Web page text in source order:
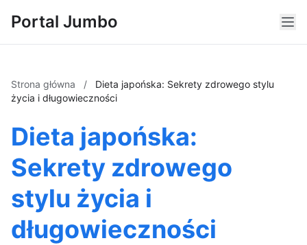
Portal Jumbo
Strona główna /
Dieta japońska: Sekrety zdrowego stylu
życia i długowieczności
Dieta japońska:
Sekrety zdrowego
stylu życia i
długowieczności